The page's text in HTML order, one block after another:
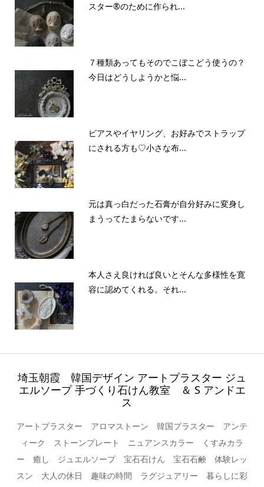
スター®のために作られ...
７種類あってもそのでこぼこどう使うの？
今日はどうしようかと悩...
ピアスやイヤリング、お好みでストラップ
にされる方も♡小さな布...
元は真っ白だった石膏が自分好みに変身し
まうってたまらないです...
本人さえ良ければ良いとそんな多様性を寛
容に認めてくれる。それ...
埼玉朝霞 韓国デザイン アートプラスター ジュ
エルソープ 手づくり石けん教室 ＆ S アンドエ
ス
アートプラスター アロマストーン 韓国プラスター アンテ
ィーク ストーンプレート ニュアンスカラー くすみカラ
ー 癒し ジュエルソープ 宝石石けん 宝石石鹸 体験レッ
スン 大人の休日 趣味の時間 ラグジュアリー 暮らしに彩